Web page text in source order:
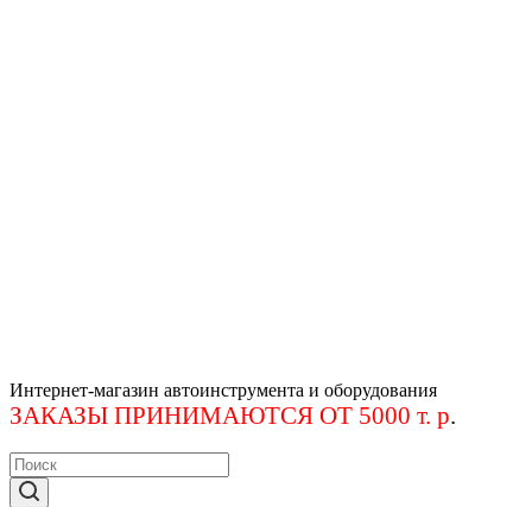
Интернет-магазин автоинструмента и оборудования
ЗАКАЗЫ ПРИНИМАЮТСЯ ОТ 5000 т. р.